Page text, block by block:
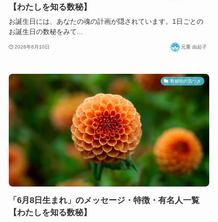
【わたしを知る数秘】
お誕生日には、あなたの魂の計画が隠されています。1日ごとの
お誕生日の数秘をみて...
2026年6月10日 元重 由起子
数秘術の気づき
「6月8日生まれ」のメッセージ・特徴・有名人一覧
【わたしを知る数秘】